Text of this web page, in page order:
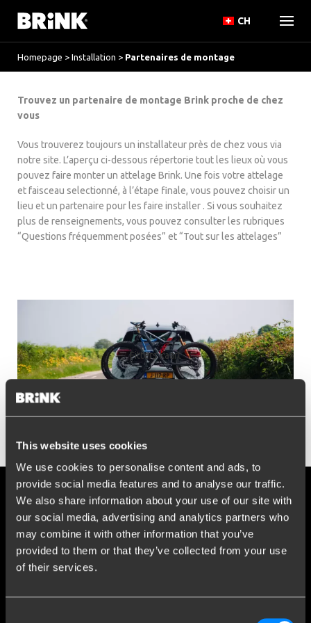
This website uses cookies
We use cookies to personalise content and ads, to
provide social media features and to analyse our traffic.
We also share information about your use of our site with
our social media, advertising and analytics partners who
may combine it with other information that you’ve
provided to them or that they’ve collected from your use
of their services.
CH
Homepage > Installation > Partenaires de montage
Trouvez un partenaire de montage Brink proche de chez
vous
Vous trouverez toujours un installateur près de chez vous via
notre site. L’aperçu ci-dessous répertorie tout les lieux où vous
pouvez faire monter un attelage Brink. Une fois votre attelage
et faisceau selectionné, à l’étape finale, vous pouvez choisir un
lieu et un partenaire pour les faire installer . Si vous souhaitez
plus de renseignements, vous pouvez consulter les rubriques
“Questions fréquemment posées” et “Tout sur les attelages”
Fitters kaart
Réseaux sociaux
Restez informé de nos derniers développements.